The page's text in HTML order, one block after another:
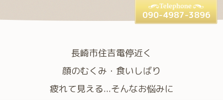
長崎市住吉電停近く
顔のむくみ・食いしばり
疲れて見える...そんなお悩みに
090-4987-3896